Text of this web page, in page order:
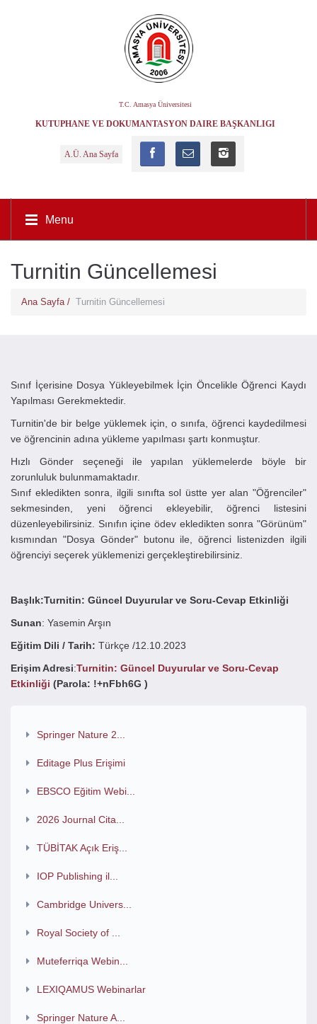
T.C. Amasya Üniversitesi
KÜTÜPHANE VE DOKÜMANTASYON DAIRE BAŞKANLIĞI
A.Ü. Ana Sayfa
Menu
Turnitin Güncellemesi
Ana Sayfa / Turnitin Güncellemesi
Sınıf İçerisine Dosya Yükleyebilmek İçin Öncelikle Öğrenci Kaydı
Yapılması Gerekmektedir.
Turnitin'de bir belge yüklemek için, o sınıfa, öğrenci kaydedilmesi
ve öğrencinin adına yükleme yapılması şartı konmuştur.
Hızlı Gönder seçeneği ile yapılan yüklemelerde böyle bir
zorunluluk bulunmamaktadır.
Sınıf ekledikten sonra, ilgili sınıfta sol üstte yer alan "Öğrenciler"
sekmesinden, yeni öğrenci ekleyebilir, öğrenci listesini
düzenleyebilirsiniz. Sınıfın içine ödev ekledikten sonra "Görünüm"
kısmından "Dosya Gönder" butonu ile, öğrenci listenizden ilgili
öğrenciyi seçerek yüklemenizi gerçekleştirebilirsiniz.
Başlık:Turnitin: Güncel Duyurular ve Soru-Cevap Etkinliği
Sunan: Yasemin Arşın
Eğitim Dili / Tarih: Türkçe /12.10.2023
Erişim Adresi:Turnitin: Güncel Duyurular ve Soru-Cevap
Etkinliği (Parola: !+nFbh6G )
Springer Nature 2...
Editage Plus Erişimi
EBSCO Eğitim Webi...
2026 Journal Cita...
TÜBİTAK Açık Eriş...
IOP Publishing il...
Cambridge Univers...
Royal Society of ...
Muteferriqa Webin...
LEXIQAMUS Webinarlar
Springer Nature A...